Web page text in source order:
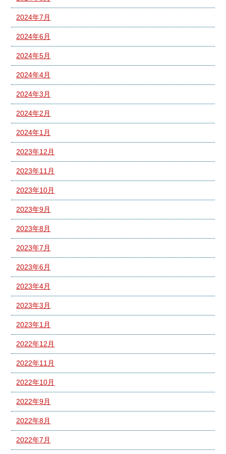
2024年7月
2024年6月
2024年5月
2024年4月
2024年3月
2024年2月
2024年1月
2023年12月
2023年11月
2023年10月
2023年9月
2023年8月
2023年7月
2023年6月
2023年4月
2023年3月
2023年1月
2022年12月
2022年11月
2022年10月
2022年9月
2022年8月
2022年7月